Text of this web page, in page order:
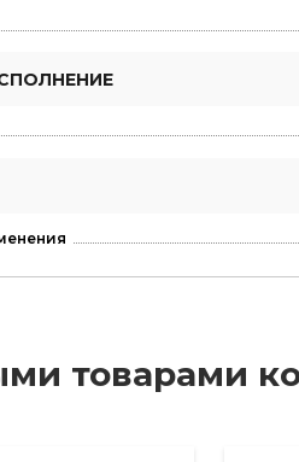
товарами